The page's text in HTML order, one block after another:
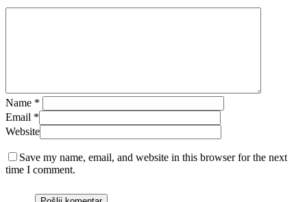
Name *
Email *
Website
Save my name, email, and website in this browser for the next
time I comment.